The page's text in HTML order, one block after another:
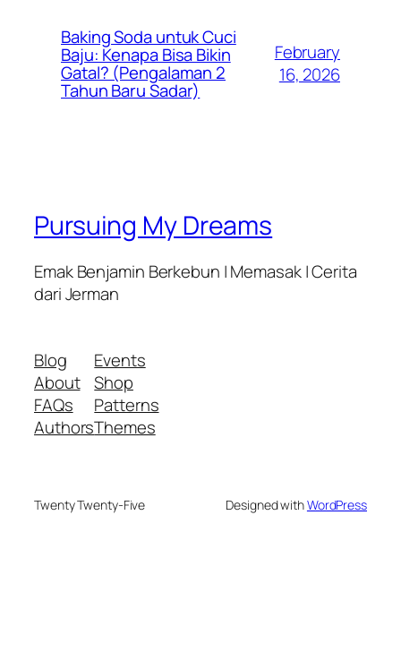
Baking Soda untuk Cuci
Baju: Kenapa Bisa Bikin
Gatal? (Pengalaman 2
Tahun Baru Sadar)
February
16, 2026
Pursuing My Dreams
Emak Benjamin Berkebun | Memasak | Cerita
dari Jerman
Blog
About
FAQs
Authors
Events
Shop
Patterns
Themes
Twenty Twenty-Five Designed withWordPress